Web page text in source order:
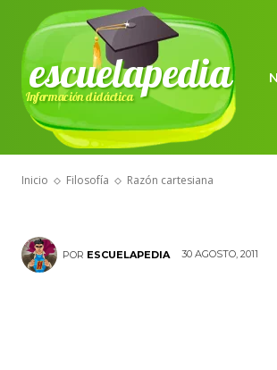
escuelapedia
Información didáctica
Inicio Filosofía Razón cartesiana
FILOSOFÍA
Razón
POR ESCUELAPEDIA 30 AGOSTO, 2011